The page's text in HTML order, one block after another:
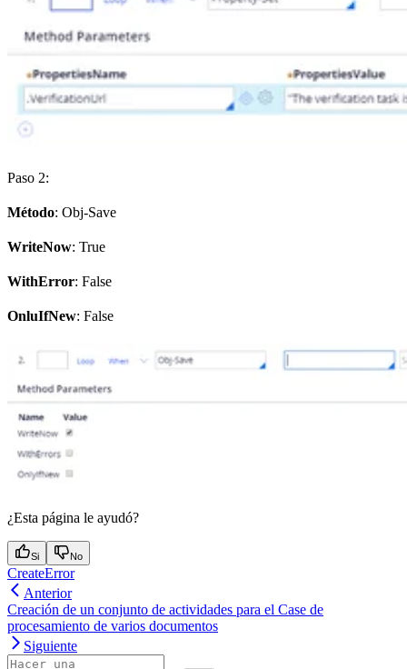
Paso 2:
Método: Obj-Save
WriteNow: True
WithError: False
OnluIfNew: False
¿Esta página le ayudó?
Si No
CreateError
Anterior
Creación de un conjunto de actividades para el Case de
procesamiento de varios documentos
Siguiente